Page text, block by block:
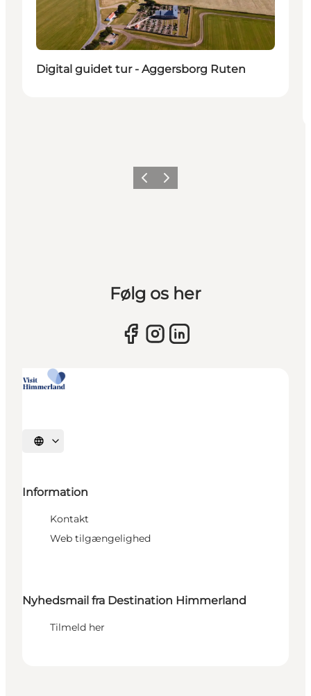
Digital guidet tur - Aggersborg Ruten
Forrige billede
Næste billede
Følg os her
Vælg sprog
Information
Kontakt
Web tilgængelighed
Nyhedsmail fra Destination Himmerland
Tilmeld her